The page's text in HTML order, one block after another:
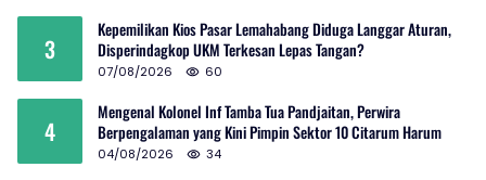
3
Kepemilikan Kios Pasar Lemahabang Diduga Langgar Aturan,
Disperindagkop UKM Terkesan Lepas Tangan?
07/08/2026 60
4
Mengenal Kolonel Inf Tamba Tua Pandjaitan, Perwira
Berpengalaman yang Kini Pimpin Sektor 10 Citarum Harum
04/08/2026 34